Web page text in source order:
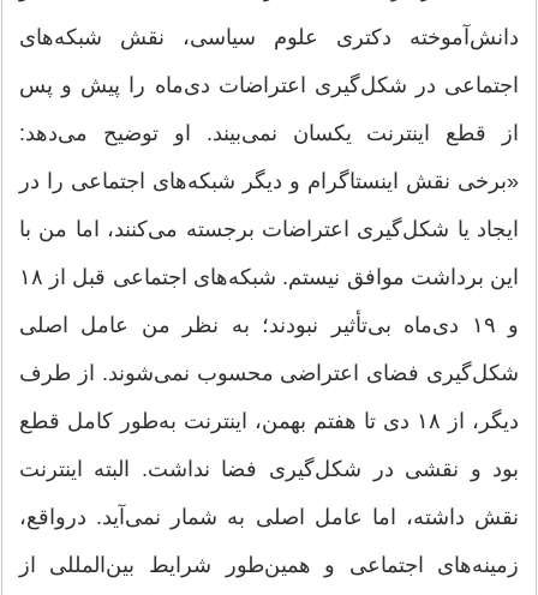
دانش‌آموخته دکتری علوم سیاسی، نقش شبکه‌های
اجتماعی در شکل‌گیری اعتراضات دی‌ماه را پیش و پس
از قطع اینترنت یکسان نمی‌بیند. او توضیح می‌دهد:
«برخی نقش اینستاگرام و دیگر شبکه‌های اجتماعی را در
ایجاد یا شکل‌گیری اعتراضات برجسته می‌کنند، اما من با
این برداشت موافق نیستم. شبکه‌های اجتماعی قبل از ۱۸
و ۱۹ دی‌ماه بی‌تأثیر نبودند؛ به نظر من عامل اصلی
شکل‌گیری فضای اعتراضی محسوب نمی‌شوند. از طرف
دیگر، از ۱۸ دی تا هفتم بهمن، اینترنت به‌طور کامل قطع
بود و نقشی در شکل‌گیری فضا نداشت. البته اینترنت
نقش داشته، اما عامل اصلی به شمار نمی‌آید. درواقع،
زمینه‌های اجتماعی و همین‌طور شرایط بین‌المللی از